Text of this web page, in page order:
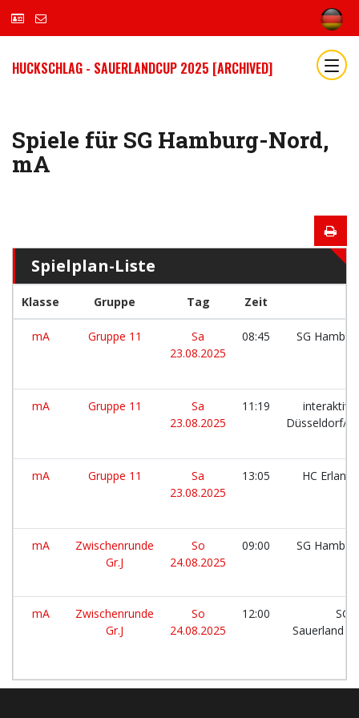
HUCKSCHLAG - SAUERLANDCUP 2025 [ARCHIVED]
Spiele für SG Hamburg-Nord,
mA
Spielplan-Liste
Klasse Gruppe Tag Zeit
mA Gruppe 11
Sa
23.08.2025
08:45 SG
mA Gruppe 11
Sa
23.08.2025
11:19
Düsseldorf/
mA Gruppe 11
Sa
23.08.2025
13:05 HC
mA
Zwischenrunde
Gr.J
So
24.08.2025
09:00 SG
mA
Zwischenrunde
Gr.J
So
24.08.2025
12:00
SG
Sauerland